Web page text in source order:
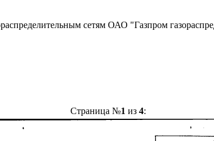
сетям ОАО "Газпром
Страница №1 из 4: